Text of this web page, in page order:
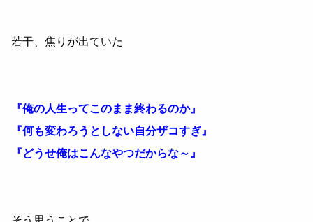
若干、焦りが出ていた
『俺の人生ってこのまま終わるのか』
『何も変わろうとしない自分ザコすぎ』
『どうせ俺はこんなやつだからな～』